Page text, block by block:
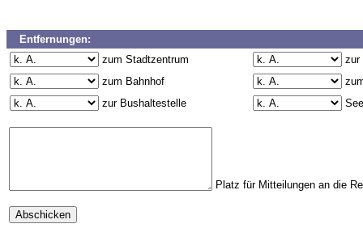
Entfernungen:
zum Stadtzentrum
zur
zum Bahnhof
zur Bushaltestelle
See
Platz für Mitteilungen an die